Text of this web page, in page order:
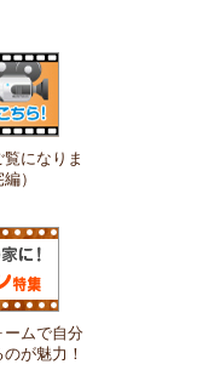
になりま
）
ームで自分
が魅力！